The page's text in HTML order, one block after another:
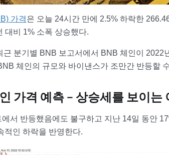
가격은 오늘 24시간 만에 2.5% 하락한
대비 1% 소폭 상승했다.
근 분기별 BNB 보고서에서 BNB 체인이 2022
체인의 규모와 바이낸스가 조만간 반등할
가격 예측 – 상승세를 보이는
서 반등했음에도 불구하고 지난 14일 동안
적인 하락을 반영한다.